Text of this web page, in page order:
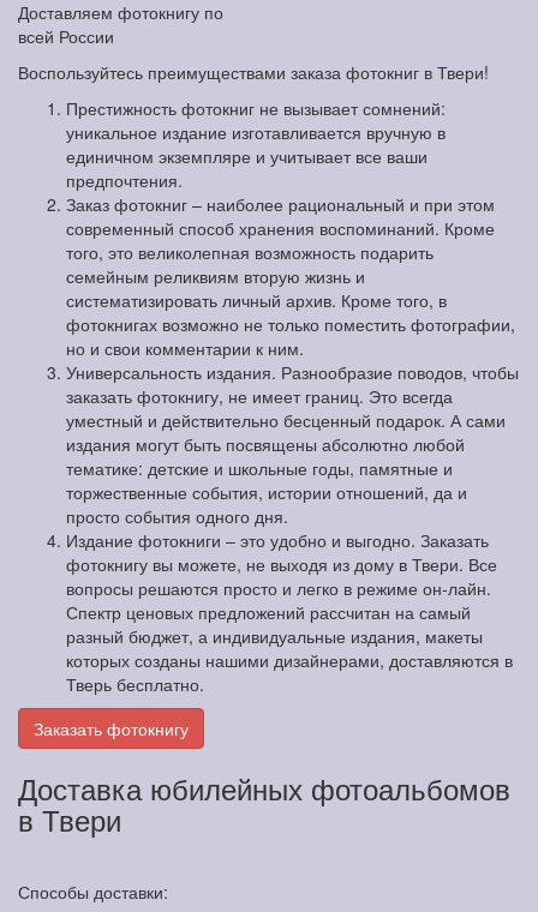
Доставляем фотокнигу по
всей России
Воспользуйтесь преимуществами заказа фотокниг в Твери!
Престижность фотокниг не вызывает сомнений:
уникальное издание изготавливается вручную в
единичном экземпляре и учитывает все ваши
предпочтения.
Заказ фотокниг – наиболее рациональный и при этом
современный способ хранения воспоминаний. Кроме
того, это великолепная возможность подарить
семейным реликвиям вторую жизнь и
систематизировать личный архив. Кроме того, в
фотокнигах возможно не только поместить фотографии,
но и свои комментарии к ним.
Универсальность издания. Разнообразие поводов, чтобы
заказать фотокнигу, не имеет границ. Это всегда
уместный и действительно бесценный подарок. А сами
издания могут быть посвящены абсолютно любой
тематике: детские и школьные годы, памятные и
торжественные события, истории отношений, да и
просто события одного дня.
Издание фотокниги – это удобно и выгодно. Заказать
фотокнигу вы можете, не выходя из дому в Твери. Все
вопросы решаются просто и легко в режиме он-лайн.
Спектр ценовых предложений рассчитан на самый
разный бюджет, а индивидуальные издания, макеты
которых созданы нашими дизайнерами, доставляются в
Тверь бесплатно.
Заказать фотокнигу
Доставка юбилейных фотоальбомов
в Твери
Способы доставки: